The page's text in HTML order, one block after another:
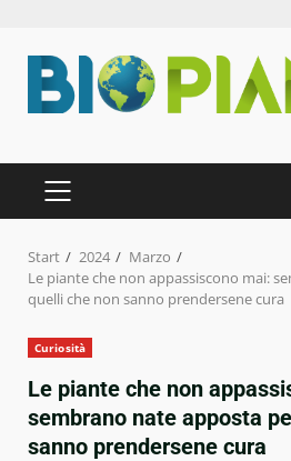
Inhalt
springen
PRIMÄRES
MENÜ
Start 2024
Marzo
Le piante che non appassiscono mai:
quelli che non sanno prendersene cura
Curiosità
Le piante che non
sembrano nate apposta
sanno prendersene cura